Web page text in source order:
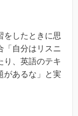
をしたときに思
「自分はリスニ
り、英語のテキ
があるな」と実